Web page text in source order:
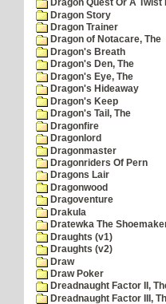
Dragon Quest Or A Twist
Dragon Story
Dragon Trainer
Dragon of Notacare, The
Dragon's Breath
Dragon's Den, The
Dragon's Eye, The
Dragon's Hideaway
Dragon's Keep
Dragon's Tail, The
Dragonfire
Dragonlord
Dragonmaster
Dragonriders Of Pern
Dragons Lair
Dragonwood
Dragoventure
Drakula
Dratewka The
Draughts (v1)
Draughts (v2)
Draw
Draw Poker
Dreadnaught Factor II,
Dreadnaught Factor III,